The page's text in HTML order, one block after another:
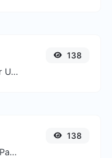
Analise detalhes de qualquer URL.
138
Gere um link de pagamento PayPal com facilidade.
138